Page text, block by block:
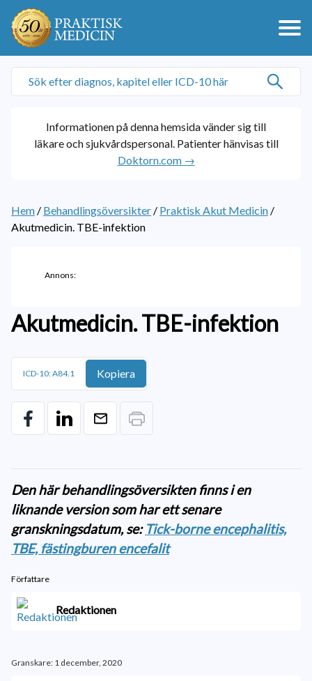
Informationen på denna hemsida vänder sig till
läkare och sjukvårdspersonal. Patienter hänvisas till
Doktorn.com →
Hem / Behandlingsöversikter / Praktisk Akut Medicin /
Akutmedicin. TBE-infektion
Annons:
Akutmedicin. TBE-infektion
ICD-10: A84.1 Kopiera
Den här behandlingsöversikten finns i en
liknande version som har ett senare
granskningsdatum, se: Tick-borne encephalitis,
TBE, fästingburen encefalit
Författare
Redaktionen
Granskare: 1 december, 2020